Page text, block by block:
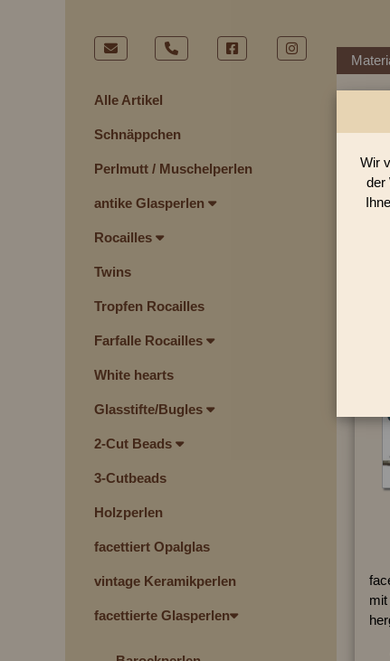
Alle Artikel
Schnäppchen
Perlmutt / Muschelperlen
antike Glasperlen
Rocailles
Twins
Tropfen Rocailles
Farfalle Rocailles
White hearts
Glasstifte/Bugles
2-Cut Beads
3-Cutbeads
Holzperlen
facettiert Opalglas
vintage Keramikperlen
facettierte Glasperlen
Wir
der